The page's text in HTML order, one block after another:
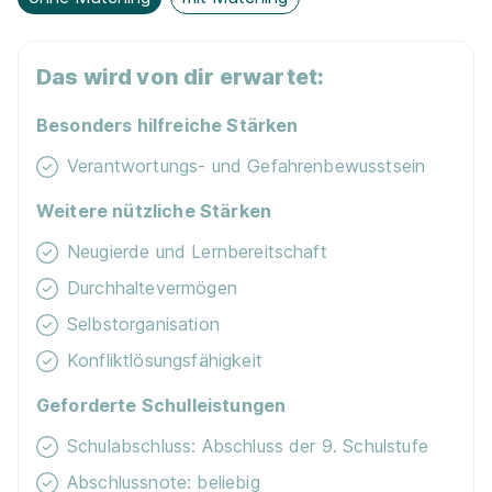
Lehrling im Einzelhandel (m/w/d)
01.09.2026
1160 Wien
Lehrling im Einzelhandel (m/w/d) Nußdorfer
1090 Wien
Das wird von dir erwartet:
Besonders hilfreiche Stärken
Verantwortungs- und Gefahrenbewusstsein
Weitere nützliche Stärken
Neugierde und Lernbereitschaft
Durchhaltevermögen
Selbstorganisation
Konfliktlösungsfähigkeit
Geforderte Schulleistungen
Schulabschluss: Abschluss der 9. Schulstufe
Abschlussnote: beliebig